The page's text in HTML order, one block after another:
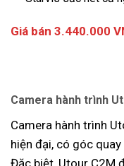
Giá bán 3.440.000
Camera hành trình
Camera hành trình
hiện đại, có góc